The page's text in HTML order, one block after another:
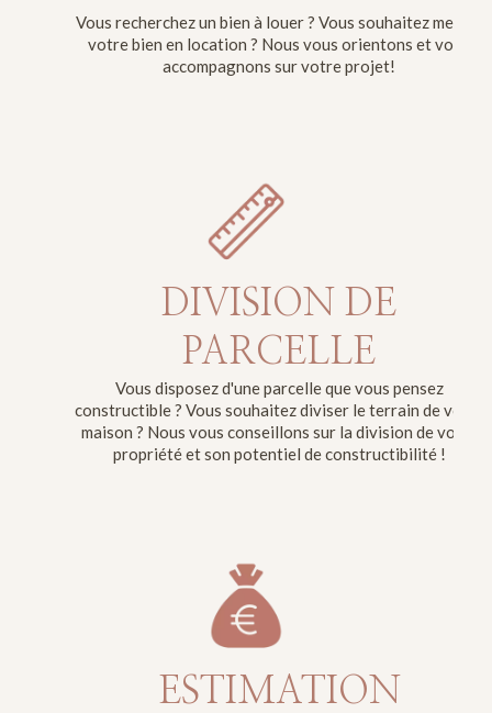
Vous recherchez un bien à louer ? Vous souhaitez mettre
votre bien en location ? Nous vous orientons et vous
accompagnons sur votre projet!
DIVISION DE
PARCELLE
Vous disposez d'une parcelle que vous pensez
constructible ? Vous souhaitez diviser le terrain de votre
maison ? Nous vous conseillons sur la division de votre
propriété et son potentiel de constructibilité !
ESTIMATION